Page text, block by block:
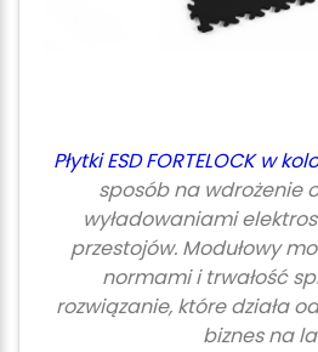
Płytki ESD FORTELOCK w
sposób na wdrożenie
wyładowaniami
przestojów. Modułowy
normami i trwałość
rozwiązanie, które działa
biznes na